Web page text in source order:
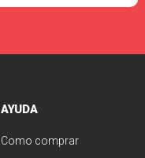
AYUDA
Como comprar